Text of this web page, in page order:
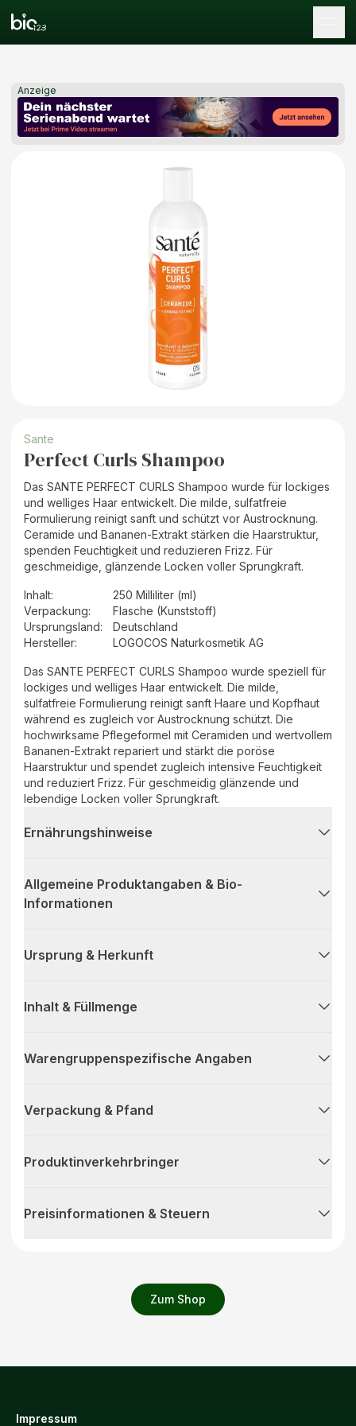
Anzeige
Zum Shop
Sante
Perfect Curls Shampoo
Das SANTE PERFECT CURLS Shampoo wurde für lockiges
und welliges Haar entwickelt. Die milde, sulfatfreie
Formulierung reinigt sanft und schützt vor Austrocknung.
Ceramide und Bananen-Extrakt stärken die Haarstruktur,
spenden Feuchtigkeit und reduzieren Frizz. Für
geschmeidige, glänzende Locken voller Sprungkraft.
Inhalt:
250 Milliliter (ml)
Verpackung:
Flasche (Kunststoff)
Ursprungsland:
Deutschland
Hersteller: LOGOCOS Naturkosmetik AG
Das SANTE PERFECT CURLS Shampoo wurde speziell für
lockiges und welliges Haar entwickelt. Die milde,
sulfatfreie Formulierung reinigt sanft Haare und Kopfhaut
während es zugleich vor Austrocknung schützt. Die
hochwirksame Pflegeformel mit Ceramiden und wertvollem
Bananen-Extrakt repariert und stärkt die poröse
Haarstruktur und spendet zugleich intensive Feuchtigkeit
und reduziert Frizz. Für geschmeidig glänzende und
lebendige Locken voller Sprungkraft.
Ernährungshinweise
Allgemeine Produktangaben & Bio-
Informationen
Ursprung & Herkunft
Inhalt & Füllmenge
Warengruppenspezifische Angaben
Verpackung & Pfand
Produktinverkehrbringer
Preisinformationen & Steuern
Impressum